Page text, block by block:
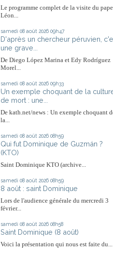
Le programme complet de la visite du pape
Léon...
samedi 08 août 2026 09h47
D'après un chercheur péruvien,
une grave...
De Diego López Marina et Edy Rodríguez
Morel...
samedi 08 août 2026 09h33
Un exemple choquant de la
de mort : une...
De kath.net/news : Un exemple choquant
la...
samedi 08 août 2026 08h59
Qui fut Dominique de Guzmán ?
(KTO)
Saint Dominique KTO (archive...
samedi 08 août 2026 08h59
8 août : saint Dominique
Lors de l'audience générale du mercredi 3
février...
samedi 08 août 2026 08h58
Saint Dominique (8 août)
Voici la présentation qui nous est faite du...